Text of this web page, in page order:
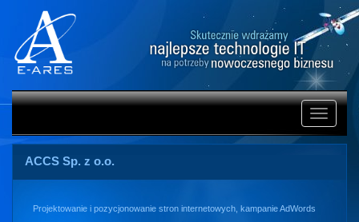
Rozwiń
ACCS Sp. z o.o.
Projektowanie i pozycjonowanie stron internetowych, kampanie AdWords